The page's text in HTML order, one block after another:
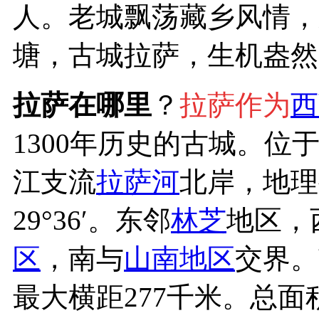
人。老城飘荡藏乡风情
塘，古城拉萨，生机盎
拉萨在哪里 ？ 拉萨作为
1300年历史的古城。位
江支流拉萨河北岸，地
29°36′。东邻林芝地区，
区 ，南与山南地区交界
最大横距277千米。总面